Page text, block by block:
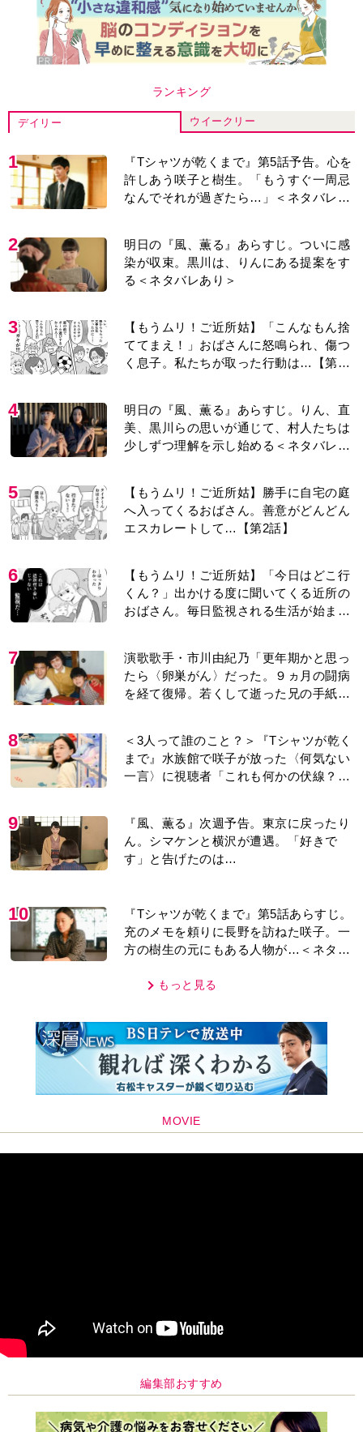
ランキング
デイリー ウイークリー
1
『Tシャツが乾くまで』第5話予告。心を
許しあう咲子と樹生。「もうすぐ一周忌
なんでそれが過ぎたら…」＜ネタバレあ
2
明日の『風、薫る』あらすじ。ついに感
染が収束。黒川は、りんにある提案をす
る＜ネタバレあり＞
3
【もうムリ！ご近所姑】「こんなもん捨
ててまえ！」おばさんに怒鳴られ、傷つ
く息子。私たちが取った行動は…【第3
4
明日の『風、薫る』あらすじ。りん、直
美、黒川らの思いが通じて、村人たちは
少しずつ理解を示し始める＜ネタバレあ
5
【もうムリ！ご近所姑】勝手に自宅の庭
へ入ってくるおばさん。善意がどんどん
エスカレートして…【第2話】
6
【もうムリ！ご近所姑】「今日はどこ行
くん？」出かける度に聞いてくる近所の
おばさん。毎日監視される生活が始ま
7
演歌歌手・市川由紀乃「更年期かと思っ
たら〈卵巣がん〉だった。９ヵ月の闘病
を経て復帰。若くして逝った兄の手紙を
8
＜3人って誰のこと？＞『Tシャツが乾く
まで』水族館で咲子が放った〈何気ない
一言〉に視聴者「これも何かの伏線？」
9
『風、薫る』次週予告。東京に戻ったり
ん。シマケンと横沢が遭遇。「好きで
す」と告げたのは…
10
『Tシャツが乾くまで』第5話あらすじ。
充のメモを頼りに長野を訪ねた咲子。一
方の樹生の元にもある人物が…＜ネタバ
もっと見る
MOVIE
編集部おすすめ